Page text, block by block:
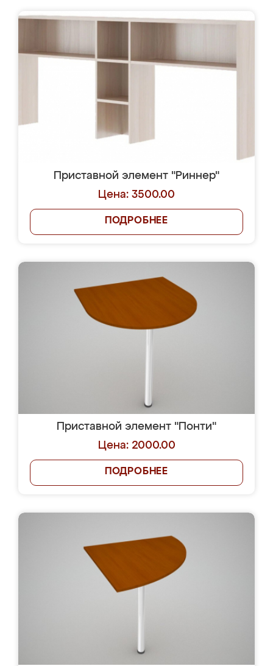
Приставной элемент "Риннер"
Цена: 3500.00
ПОДРОБНЕЕ
Приставной элемент "Понти"
Цена: 2000.00
ПОДРОБНЕЕ